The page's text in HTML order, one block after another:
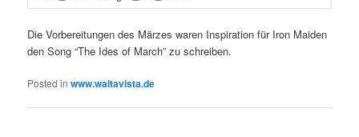
Die Vorbereitungen des Märzes waren Inspiration für Iron Maiden
den Song “The Ides of March” zu schreiben.
Posted in www.waltavista.de